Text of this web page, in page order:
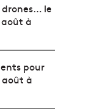
le
août à
pour
août à